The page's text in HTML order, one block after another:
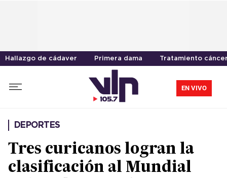
Hallazgo de cádaver Primera dama Tratamiento
EN VIVO
DEPORTES
Tres curicanos logran la
clasificación al Mundial